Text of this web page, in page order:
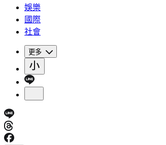
娛樂
國際
社會
更多